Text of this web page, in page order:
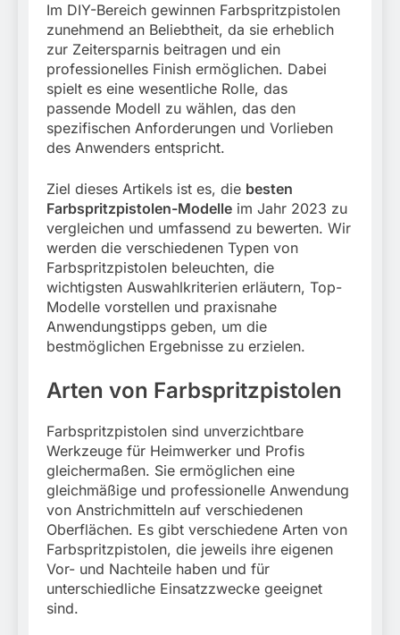
Im DIY-Bereich gewinnen Farbspritzpistolen
zunehmend an Beliebtheit, da sie erheblich
zur Zeitersparnis beitragen und ein
professionelles Finish ermöglichen. Dabei
spielt es eine wesentliche Rolle, das
passende Modell zu wählen, das den
spezifischen Anforderungen und Vorlieben
des Anwenders entspricht.
Ziel dieses Artikels ist es, die besten
Farbspritzpistolen-Modelle im Jahr 2023 zu
vergleichen und umfassend zu bewerten. Wir
werden die verschiedenen Typen von
Farbspritzpistolen beleuchten, die
wichtigsten Auswahlkriterien erläutern, Top-
Modelle vorstellen und praxisnahe
Anwendungstipps geben, um die
bestmöglichen Ergebnisse zu erzielen.
Arten von Farbspritzpistolen
Farbspritzpistolen sind unverzichtbare
Werkzeuge für Heimwerker und Profis
gleichermaßen. Sie ermöglichen eine
gleichmäßige und professionelle Anwendung
von Anstrichmitteln auf verschiedenen
Oberflächen. Es gibt verschiedene Arten von
Farbspritzpistolen, die jeweils ihre eigenen
Vor- und Nachteile haben und für
unterschiedliche Einsatzzwecke geeignet
sind.